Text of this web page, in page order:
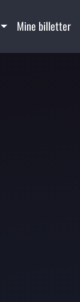
Mine billetter